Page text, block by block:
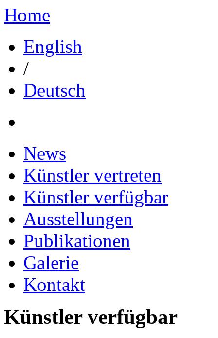
Home
English
/
Deutsch
News
Künstler vertreten
Künstler verfügbar
Ausstellungen
Publikationen
Galerie
Kontakt
Künstler verfügbar